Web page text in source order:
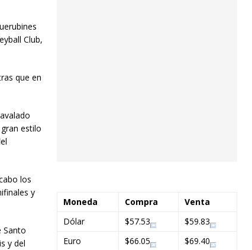
Club,
que en
estilo
los
y
Santo
y del
Moneda Compra
Venta
Dólar
$57.53
$59.83
Euro
$66.05
$69.40